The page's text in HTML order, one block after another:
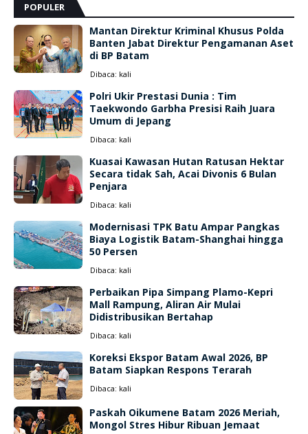
POPULER
Mantan Direktur Kriminal Khusus Polda
Banten Jabat Direktur Pengamanan Aset
di BP Batam
Dibaca: kali
Polri Ukir Prestasi Dunia : Tim
Taekwondo Garbha Presisi Raih Juara
Umum di Jepang
Dibaca: kali
Kuasai Kawasan Hutan Ratusan Hektar
Secara tidak Sah, Acai Divonis 6 Bulan
Penjara
Dibaca: kali
Modernisasi TPK Batu Ampar Pangkas
Biaya Logistik Batam-Shanghai hingga
50 Persen
Dibaca: kali
Perbaikan Pipa Simpang Plamo-Kepri
Mall Rampung, Aliran Air Mulai
Didistribusikan Bertahap
Dibaca: kali
Koreksi Ekspor Batam Awal 2026, BP
Batam Siapkan Respons Terarah
Dibaca: kali
Paskah Oikumene Batam 2026 Meriah,
Mongol Stres Hibur Ribuan Jemaat